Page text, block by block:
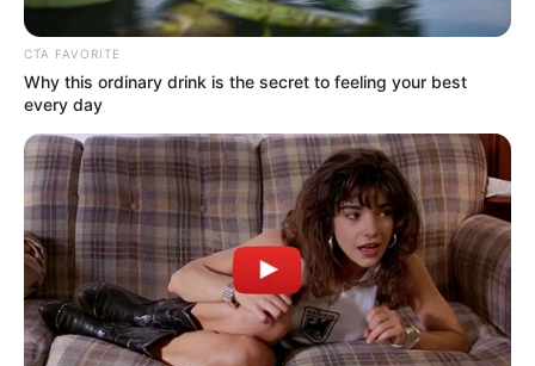
CTA FAVORITE
Why this ordinary drink is the secret to feeling your best
every day